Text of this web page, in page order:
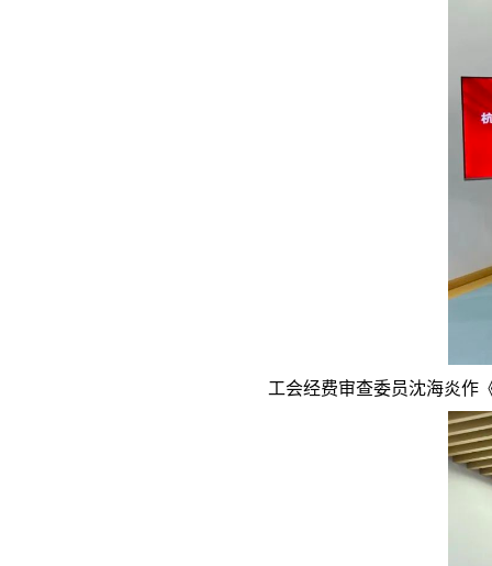
工会经费审查委员沈海炎作